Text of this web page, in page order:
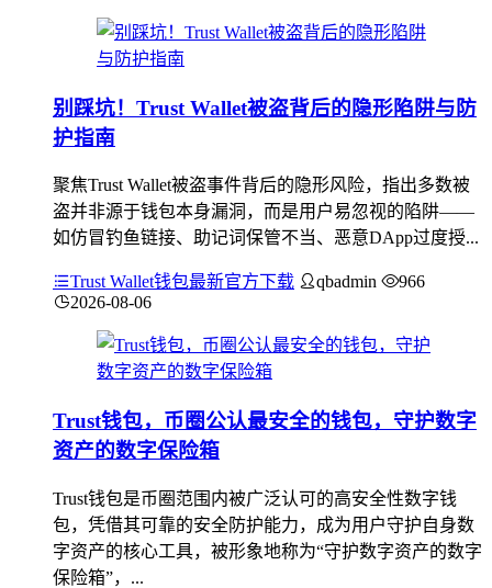
别踩坑！Trust Wallet被盗背后的隐形陷阱与防
护指南
聚焦Trust Wallet被盗事件背后的隐形风险，指出多数被
盗并非源于钱包本身漏洞，而是用户易忽视的陷阱——
如仿冒钓鱼链接、助记词保管不当、恶意DApp过度授...
Trust Wallet钱包最新官方下载 qbadmin
966
2026-08-06
Trust钱包，币圈公认最安全的钱包，守护数字
资产的数字保险箱
Trust钱包是币圈范围内被广泛认可的高安全性数字钱
包，凭借其可靠的安全防护能力，成为用户守护自身数
字资产的核心工具，被形象地称为“守护数字资产的数字
保险箱”，...